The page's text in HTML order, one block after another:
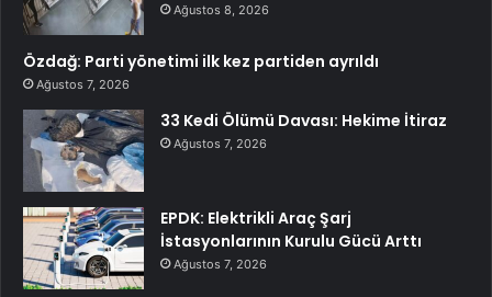
Ağustos 8, 2026
Özdağ: Parti yönetimi ilk kez partiden ayrıldı
Ağustos 7, 2026
33 Kedi Ölümü Davası: Hekime İtiraz
Ağustos 7, 2026
EPDK: Elektrikli Araç Şarj
İstasyonlarının Kurulu Gücü Arttı
Ağustos 7, 2026